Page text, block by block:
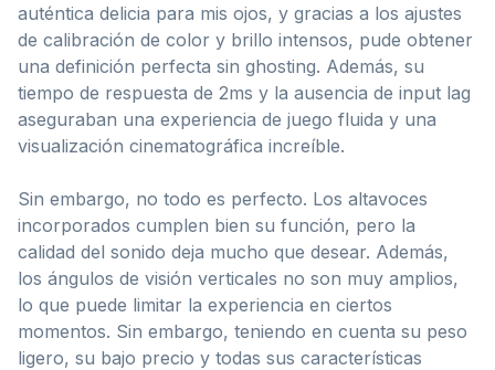
auténtica delicia para mis ojos, y gracias a los ajustes
de calibración de color y brillo intensos, pude obtener
una definición perfecta sin ghosting. Además, su
tiempo de respuesta de 2ms y la ausencia de input lag
aseguraban una experiencia de juego fluida y una
visualización cinematográfica increíble.
Sin embargo, no todo es perfecto. Los altavoces
incorporados cumplen bien su función, pero la
calidad del sonido deja mucho que desear. Además,
los ángulos de visión verticales no son muy amplios,
lo que puede limitar la experiencia en ciertos
momentos. Sin embargo, teniendo en cuenta su peso
ligero, su bajo precio y todas sus características